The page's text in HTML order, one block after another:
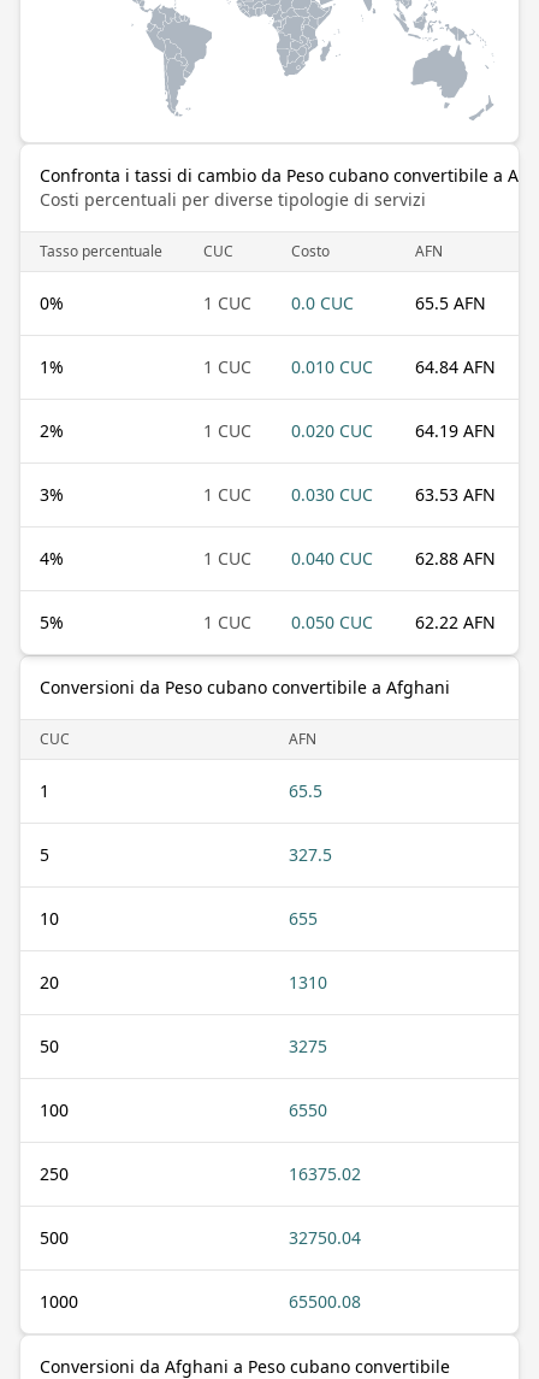
Confronta i tassi di cambio da Peso cubano convertibile a
Costi percentuali per diverse tipologie di servizi
Tasso percentuale CUC Costo AFN
0% 1 CUC 0.0 CUC 65.5 AFN
1% 1 CUC 0.010 CUC 64.84 AFN
2% 1 CUC 0.020 CUC 64.19 AFN
3% 1 CUC 0.030 CUC 63.53 AFN
4% 1 CUC 0.040 CUC 62.88 AFN
5% 1 CUC 0.050 CUC 62.22 AFN
Conversioni da Peso cubano convertibile a Afghani
CUC AFN
1 65.5
5 327.5
10 655
20 1310
50 3275
100 6550
250 16375.02
500 32750.04
1000 65500.08
Conversioni da Afghani a Peso cubano convertibile